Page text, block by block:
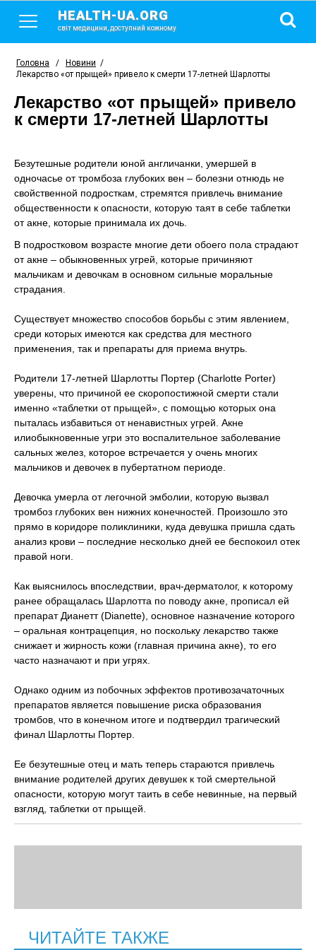
HEALTH-UA.ORG
світ медицини, доступний кожному
Головна / Новини /
Лекарство «от прыщей» привело к смерти 17-летней Шарлотты
Лекарство «от прыщей» привело
к смерти 17-летней Шарлотты
Безутешные родители юной англичанки, умершей в
одночасье от тромбоза глубоких вен – болезни отнюдь не
свойственной подросткам, стремятся привлечь внимание
общественности к опасности, которую таят в себе таблетки
от акне, которые принимала их дочь.
В подростковом возрасте многие дети обоего пола страдают
от акне – обыкновенных угрей, которые причиняют
мальчикам и девочкам в основном сильные моральные
страдания.
Существует множество способов борьбы с этим явлением,
среди которых имеются как средства для местного
применения, так и препараты для приема внутрь.
Родители 17-летней Шарлотты Портер (Charlotte Porter)
уверены, что причиной ее скоропостижной смерти стали
именно «таблетки от прыщей», с помощью которых она
пыталась избавиться от ненавистных угрей. Акне
илиобыкновенные угри это воспалительное заболевание
сальных желез, которое встречается у очень многих
мальчиков и девочек в пубертатном периоде.
Девочка умерла от легочной эмболии, которую вызвал
тромбоз глубоких вен нижних конечностей. Произошло это
прямо в коридоре поликлиники, куда девушка пришла сдать
анализ крови – последние несколько дней ее беспокоил отек
правой ноги.
Как выяснилось впоследствии, врач-дерматолог, к которому
ранее обращалась Шарлотта по поводу акне, прописал ей
препарат Дианетт (Dianette), основное назначение которого
– оральная контрацепция, но поскольку лекарство также
снижает и жирность кожи (главная причина акне), то его
часто назначают и при угрях.
Однако одним из побочных эффектов противозачаточных
препаратов является повышение риска образования
тромбов, что в конечном итоге и подтвердил трагический
финал Шарлотты Портер.
Ее безутешные отец и мать теперь стараются привлечь
внимание родителей других девушек к той смертельной
опасности, которую могут таить в себе невинные, на первый
взгляд, таблетки от прыщей.
ЧИТАЙТЕ ТАКЖЕ